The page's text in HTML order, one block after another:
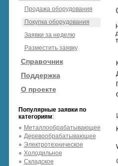
Продажа оборудования
Покупка оборудования
Заявки за неделю
Разместить заявку
Справочник
Поддержка
О проекте
Популярные заявки по
категориям:
Металлообрабатывающее
Деревообрабатывающее
Электротехническое
Холодильное
Складское